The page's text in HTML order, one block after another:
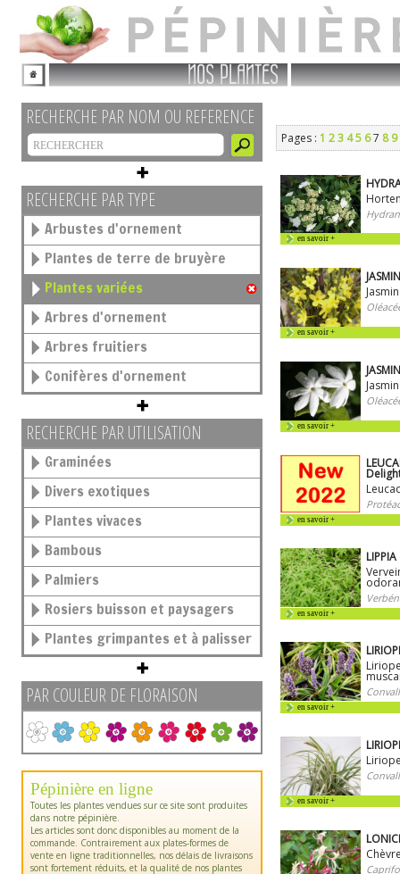
NOS PLANTES
RECHERCHE PAR NOM OU REFERENCE
RECHERCHE PAR TYPE
Arbustes d'ornement
Plantes de terre de bruyère
Plantes variées
Arbres d'ornement
Arbres fruitiers
Conifères d'ornement
RECHERCHE PAR UTILISATION
Graminées
Divers exotiques
Plantes vivaces
Bambous
Palmiers
Rosiers buisson et paysagers
Plantes grimpantes et à palisser
PAR COULEUR DE FLORAISON
Pépinière en ligne
Toutes les plantes vendues sur ce site sont produites
dans notre pépinière.
Les articles sont donc disponibles au moment de la
commande. Contrairement aux plates-formes de
vente en ligne traditionnelles, nos délais de livraisons
sont fortement réduits, et la qualité de nos plantes
Pages : 1 23 45 67 8 9
en savoir +
en savoir +
en savoir +
en savoir +
en savoir +
en savoir +
en savoir +